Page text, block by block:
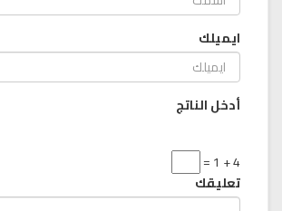
ايميلك
أدخل الناتج
4 + 1 =
تعليقك